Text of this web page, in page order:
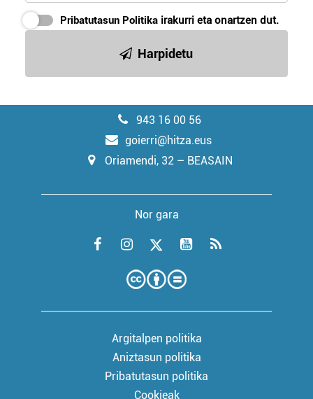
Pribatutasun Politika irakurri eta onartzen dut.
Harpidetu
943 16 00 56
goierri@hitza.eus
Oriamendi, 32 – BEASAIN
Nor gara
Argitalpen politika
Aniztasun politika
Pribatutasun politika
Cookieak